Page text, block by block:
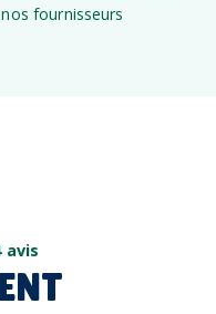
fournisseurs
avis